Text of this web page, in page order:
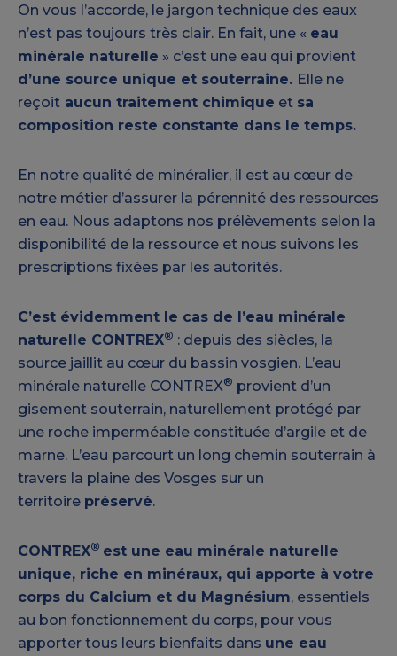
On vous l’accorde, le jargon technique des eaux
n’est pas toujours très clair. En fait, une « eau
minérale naturelle » c’est une eau qui provient
d’une source unique et souterraine. Elle ne
reçoit aucun traitement chimique et sa
composition reste constante dans le temps.
En notre qualité de minéralier, il est au cœur de
notre métier d’assurer la pérennité des ressources
en eau. Nous adaptons nos prélèvements selon la
disponibilité de la ressource et nous suivons les
prescriptions fixées par les autorités.
C’est évidemment le cas de l’eau minérale
naturelle CONTREX® : depuis des siècles, la
source jaillit au cœur du bassin vosgien. L’eau
minérale naturelle CONTREX® provient d’un
gisement souterrain, naturellement protégé par
une roche imperméable constituée d’argile et de
marne. L’eau parcourt un long chemin souterrain à
travers la plaine des Vosges sur un
territoire préservé.
CONTREX® est une eau minérale naturelle
unique, riche en minéraux, qui apporte à votre
corps du Calcium et du Magnésium, essentiels
au bon fonctionnement du corps, pour vous
apporter tous leurs bienfaits dans une eau